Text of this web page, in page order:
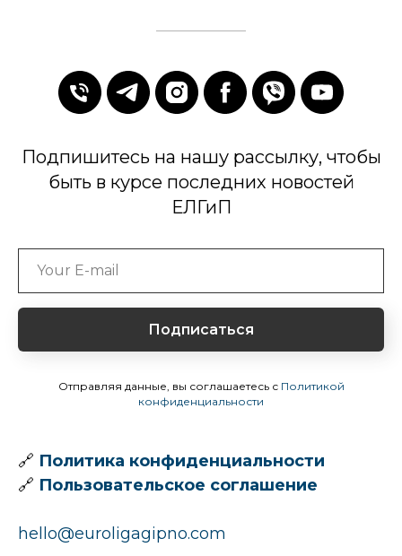
Подпишитесь на нашу рассылку, чтобы
быть в курсе последних новостей
ЕЛГиП
Подписаться
Отправляя данные, вы соглашаетесь с Политикой
конфиденциальности
🔗 Политика конфиденциальности
🔗 Пользовательское соглашение
hello@euroligagipno.com